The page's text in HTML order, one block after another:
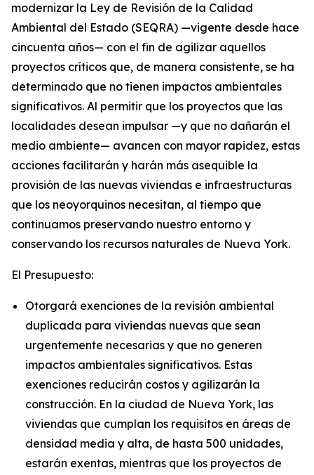
modernizar la Ley de Revisión de la Calidad
Ambiental del Estado (SEQRA) —vigente desde hace
cincuenta años— con el fin de agilizar aquellos
proyectos críticos que, de manera consistente, se ha
determinado que no tienen impactos ambientales
significativos. Al permitir que los proyectos que las
localidades desean impulsar —y que no dañarán el
medio ambiente— avancen con mayor rapidez, estas
acciones facilitarán y harán más asequible la
provisión de las nuevas viviendas e infraestructuras
que los neoyorquinos necesitan, al tiempo que
continuamos preservando nuestro entorno y
conservando los recursos naturales de Nueva York.
El Presupuesto:
Otorgará exenciones de la revisión ambiental
duplicada para viviendas nuevas que sean
urgentemente necesarias y que no generen
impactos ambientales significativos. Estas
exenciones reducirán costos y agilizarán la
construcción. En la ciudad de Nueva York, las
viviendas que cumplan los requisitos en áreas de
densidad media y alta, de hasta 500 unidades,
estarán exentas, mientras que los proyectos de